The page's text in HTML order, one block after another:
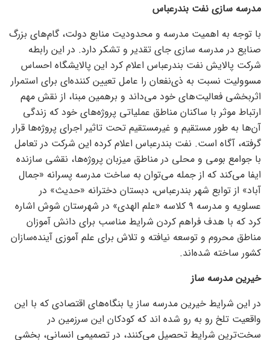
مدرسه سازی نفت بندرعباس
با توجه به اهمیت مدرسه و محدودیت منابع دولت، گام‌های بزرگ
صنایع در مدرسه سازی جای تقدیر و تشکر دارد. در این رابطه
شرکت پالایش نفت بندرعباس اعلام کرد این پالایشگاه احساس
مسوولیت نسبت به ذی‌نفعان را عامل تعیین کننده‌ای برای استمرار
اثربخشی فعالیت‌های خود می‌داند و برهمین مبنا، از نقش مهم
ارتباط موثر با ساکنان مناطق عملیاتی پروژه‌های خود که زندگی
آن‌ها به طور مستقیم و غیرمستقیم تحت تاثیر اجرای پروژه‌ها قرار
گرفته، آگاه است. نفت بندرعباس اعلام کرده این شرکت در تعامل
با جوامع بومی و محلی در مناطق میزبان پروژه‌ها، نقشی سازنده
ایفا می‌کند که از جمله می‌توان به ساخت مدرسه پسرانه «جمال
آباد» از توابع شهر بندرعباس، دبستان دخترانه «حدیث» در
عسلویه و مدرسه ۹ کلاسه «علم الهدی» در شهرستان شوش اشاره
کرد که با هدف فراهم کردن شرایط مناسب برای دانش آموزان
مناطق محروم و توسعه نیافته و تلاش برای علم آموزی آینده‌سازان
کشور ساخته شده‌اند.
خیرین مدرسه ساز
در این شرایط خیرین مدرسه ساز یا بنگاه‌های اقتصادی که با این
واقعیت تلخ رو به رو شده اند که کودکان این سرزمین در
سخت‌ترین شرایط تحصیل می‌کنند، در تصمیمی انسانی، بخشی